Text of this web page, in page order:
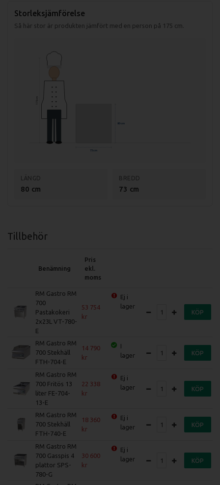
Specifikation FTH-708-G Stekhäll
Total effekt: 14kW
Vikt (netto): 72,2kg
Vikt (med emballage): 81kg
Storleksjämförelse
Så här stor är produkten jämfört med en person på 175 cm.
175 cm
80 cm
73 cm
LÄNGD
80 cm
BREDD
73 cm
Tillbehör
Benämning
Pris
ekl.
moms
RM Gastro RM
700
Pastakokeri
2x23L VT-780-
E
53 754
Ej i
lager
KÖP
RM Gastro RM
700 Stekhäll
FTH-704-E
14 790
I
lager
KÖP
RM Gastro RM
700 Fritös 13
liter FE-704-
13-E
22 338
Ej i
lager
KÖP
RM Gastro RM
700 Stekhäll
FTH-740-E
18 360
Ej i
lager
KÖP
RM Gastro RM
700 Gasspis 4
plattor SPS-
780-G
30 600
Ej i
lager
KÖP